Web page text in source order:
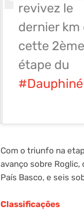
revivez le
dernier km
cette 2ème
étape du
#Dauphiné
Com o triunfo na
avanço sobre Roglic,
País Basco, e seis
Classificações